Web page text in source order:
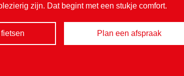
zijn. Dat begint met een stukje comfort.
Plan een afspraak